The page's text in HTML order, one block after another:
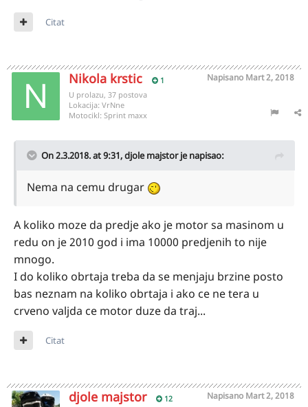
Citat
Nikola krstic 1 Napisano Mart 2, 2018
U prolazu, 37 postova
Lokacija: VrNne
Motocikl: Sprint maxx
On 2.3.2018. at 9:31,djole majstorje napisao:
Nema na cemu drugar
A koliko moze da predje ako je motor sa masinom u
redu on je 2010 god i ima 10000 predjenih to nije
mnogo.
I do koliko obrtaja treba da se menjaju brzine posto
bas neznam na koliko obrtaja i ako ce ne tera u
crveno valjda ce motor duze da traj...
Citat
djole majstor 12 Napisano Mart 2, 2018